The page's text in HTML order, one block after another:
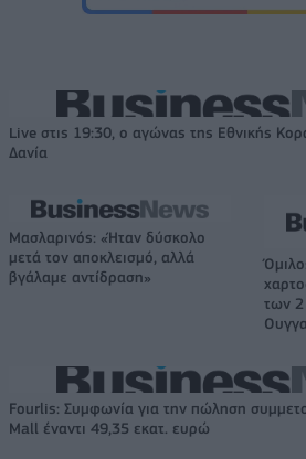
Live στις 19:30, ο αγώνας της Εθνικής
Δανία
Μασλαρινός: «Ήταν δύσκολο
μετά τον αποκλεισμό, αλλά
βγάλαμε αντίδραση»
των 2
Fourlis: Συμφωνία για την πώληση
Mall έναντι 49,35 εκατ. ευρώ